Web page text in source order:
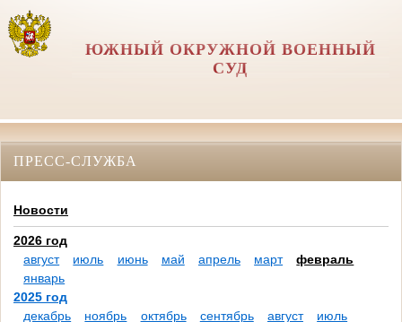
ЮЖНЫЙ ОКРУЖНОЙ ВОЕННЫЙ
СУД
ПРЕСС-СЛУЖБА
Новости
2026 год
август
июль июнь май апрель март
февраль
январь
2025 год
декабрь
ноябрь октябрь сентябрь август
июль